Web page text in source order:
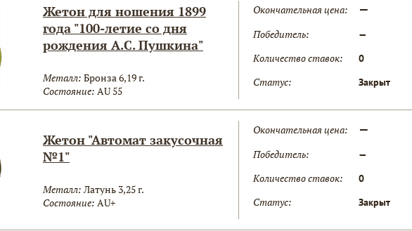
Жетон для ношения 1899
года "100-летие со дня
рождения А.С. Пушкина"
Металл: Бронза 6,19 г.
Состояние: AU 55
Окончательная цена: —
Победитель: —
Количество ставок: 0
Статус: Закрыт
Жетон "Автомат закусочная
№1"
Металл: Латунь 3,25 г.
Состояние: AU+
Окончательная цена: —
Победитель: —
Количество ставок: 0
Статус: Закрыт